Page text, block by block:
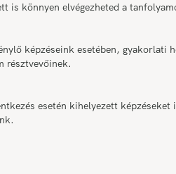
is könnyen elvégezheted a
képzéseink esetében, gyakorlati
résztvevőinek.
esetén kihelyezett képzéseket